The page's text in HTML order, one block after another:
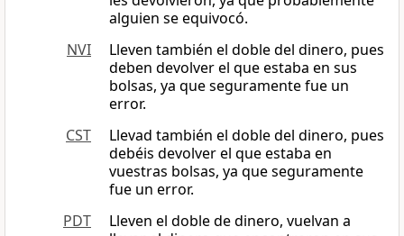
alguien se equivocó.
NVI
Lleven también el doble del dinero, pues
deben devolver el que estaba en sus
bolsas, ya que seguramente fue un
error.
CST
Llevad también el doble del dinero, pues
debéis devolver el que estaba en
vuestras bolsas, ya que seguramente
fue un error.
PDT
Lleven el doble de dinero, vuelvan a